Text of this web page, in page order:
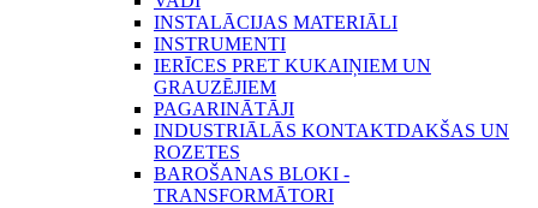
INSTALĀCIJAS MATERIĀLI
INSTRUMENTI
IERĪCES PRET KUKAIŅIEM UN
GRAUZĒJIEM
PAGARINĀTĀJI
INDUSTRIĀLĀS KONTAKTDAKŠAS UN
ROZETES
BAROŠANAS BLOKI -
TRANSFORMĀTORI